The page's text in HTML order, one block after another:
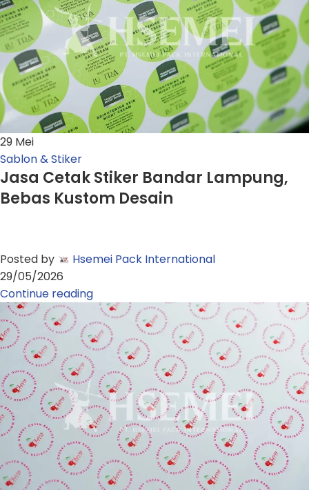
29 Mei
Sablon & Stiker
Jasa Cetak Stiker Bandar Lampung,
Bebas Kustom Desain
Posted by
Hsemei Pack International
29/05/2026
Continue reading